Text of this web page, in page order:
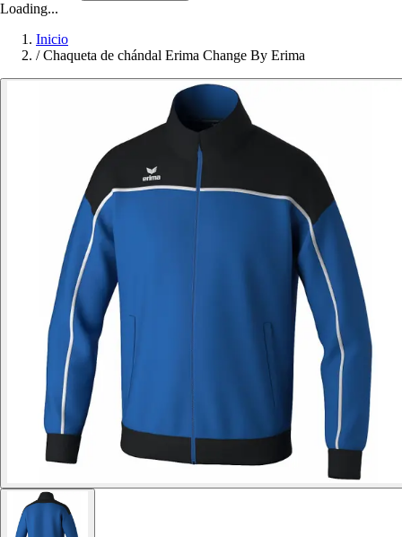
Loading...
Inicio
/ Chaqueta de chándal Erima Change By Erima